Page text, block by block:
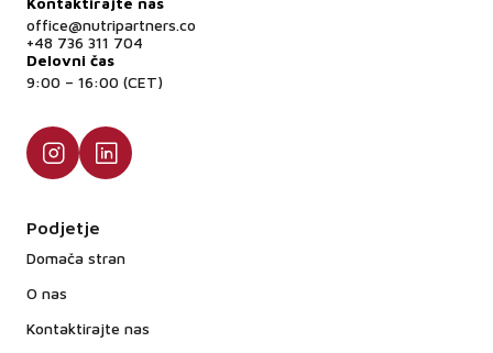
office@nutripartners.co
+48 736 311 704
Delovni čas
9:00 – 16:00 (CET)
Podjetje
Domača stran
O nas
Kontaktirajte nas